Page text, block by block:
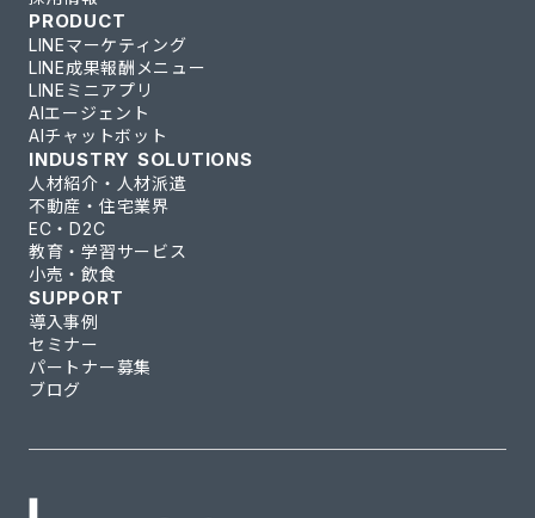
PRODUCT
LINEマーケティング
LINE成果報酬メニュー
LINEミニアプリ
AIエージェント
AIチャットボット
INDUSTRY SOLUTIONS
人材紹介・人材派遣
不動産・住宅業界
EC・D2C
教育・学習サービス
小売・飲食
SUPPORT
導入事例
セミナー
パートナー募集
ブログ